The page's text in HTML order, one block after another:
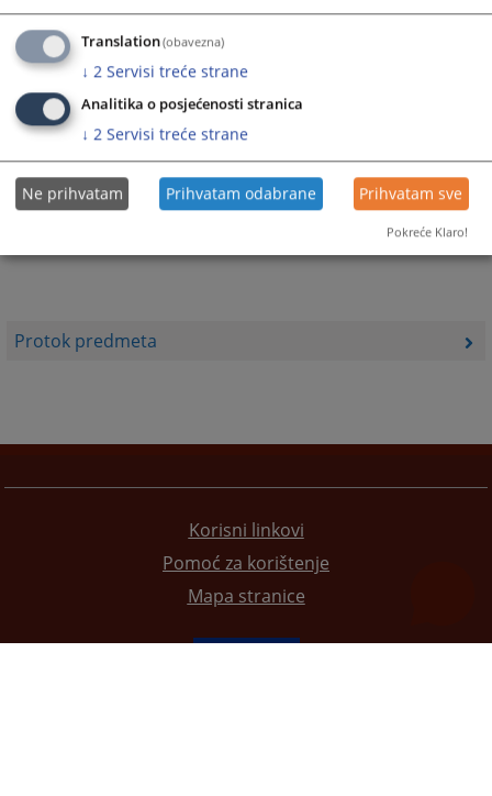
Protok predmeta
Korisni linkovi
Pomoć za korištenje
Mapa stranice
Translation(obavezna)
↓ 2 Servisi treće strane
Analitika o posjećenosti stranica
↓ 2 Servisi treće strane
Ne prihvatam Prihvatam odabrane Prihvatam sve
Pokreće Klaro!